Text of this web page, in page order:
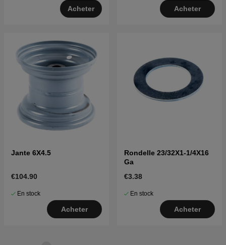
Acheter Acheter
Jante 6X4.5
€104.90
En stock
Acheter
Rondelle 23/32X1-1/4X16
Ga
€3.38
En stock
Acheter